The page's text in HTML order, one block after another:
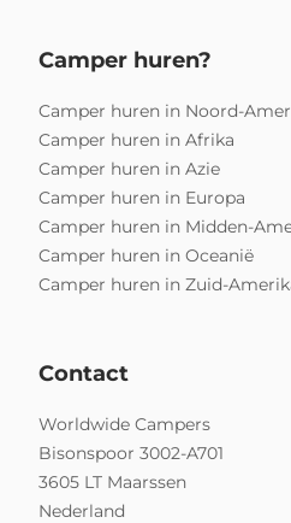
Camper huren?
Camper huren in Noord-
Camper huren in Afrika
Camper huren in Azie
Camper huren in Europa
Camper huren in Midden-
Camper huren in Oceanië
Camper huren in Zuid-
Contact
Worldwide Campers
Bisonspoor 3002-A701
3605 LT Maarssen
Nederland